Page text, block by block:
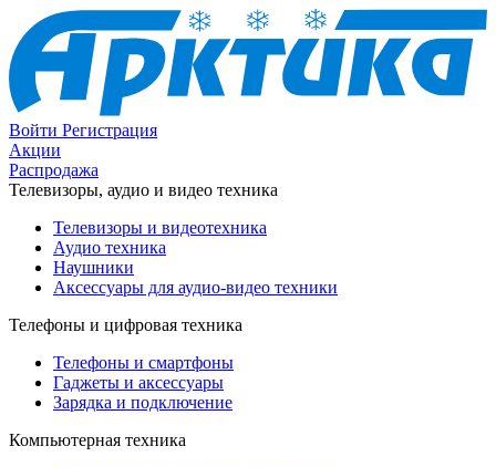
Войти Регистрация
Акции
Распродажа
Телевизоры, аудио и видео техника
Телевизоры и видеотехника
Аудио техника
Наушники
Аксессуары для аудио-видео техники
Телефоны и цифровая техника
Телефоны и смартфоны
Гаджеты и аксессуары
Зарядка и подключение
Компьютерная техника